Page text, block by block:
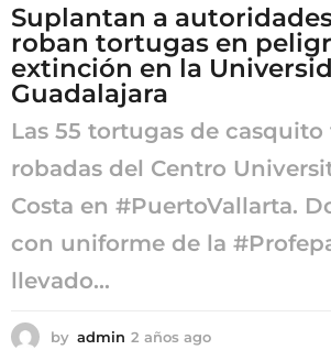
Suplantan a
roban tortugas en
extinción en la
Guadalajara
Las 55 tortugas de casquito
robadas del Centro
Costa en #PuertoVallarta.
con uniforme de la
llevado...
by admin 2 años ago